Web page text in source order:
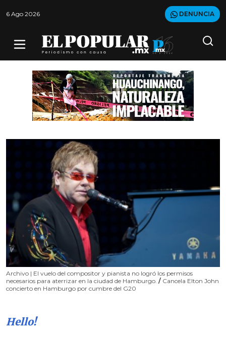
6 Ago 2026 DENUNCIA
Archivo | El vuelo del compositor y pianista no logró los permisos
necesarios para aterrizar en la ciudad de Hamburgo. / Cancela Elton John
concierto en Hamburgo por cumbre del G20
Hello!